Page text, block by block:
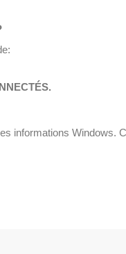
informations Windows.